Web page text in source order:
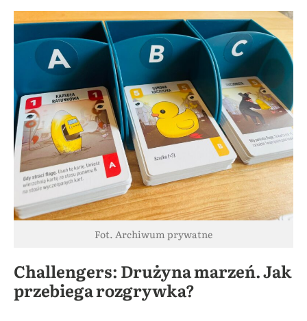
Fot. Archiwum prywatne
Challengers: Drużyna marzeń. Jak
przebiega rozgrywka?